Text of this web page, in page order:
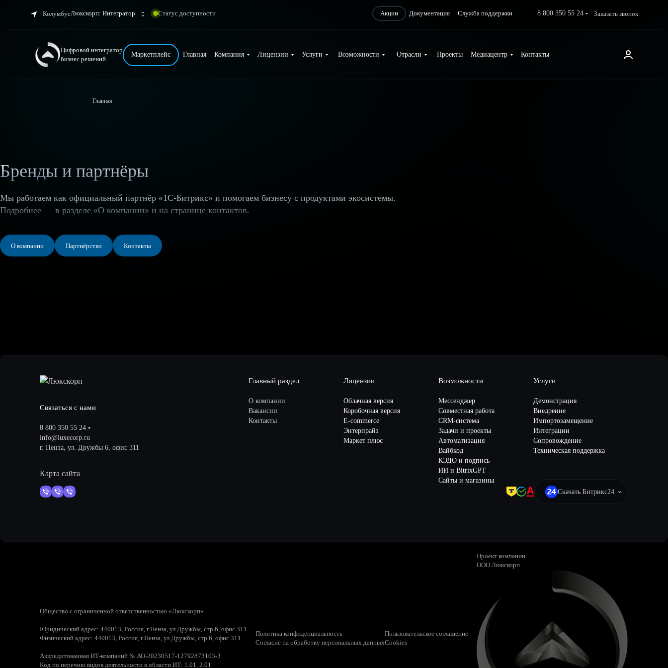
КолумбусЛюкскорп: Интегратор Статус доступности Акции Документация Служба поддержки 8 800 350 55 24 Заказать звонок
Цифровой интегратор
бизнес решений
Маркетплейс Главная Компания Лицензии Услуги Возможности Отрасли Проекты Медиацентр Контакты
Главная
Бренды и партнёры
Мы работаем как официальный партнёр «1С-Битрикс» и помогаем бизнесу с продуктами экосистемы.
Подробнее — в разделе «О компании» и на странице контактов.
О компании Партнёрство Контакты
Связаться с нами
8 800 350 55 24
info@luxecorp.ru
г. Пенза, ул. Дружбы 6, офис 311
Карта сайта
Главный раздел
О компании
Вакансии
Контакты
Лицензии
Облачная версия
Коробочная версия
E-commerce
Энтерпрайз
Маркет плюс
Возможности
Мессенджер
Совместная работа
CRM-система
Задачи и проекты
Автоматизация
Вайбкод
КЭДО и подпись
ИИ и BitrixGPT
Сайты и магазины
Услуги
Демонстрация
Внедрение
Импортозамещение
Интеграции
Сопровождение
Техническая поддержка
Скачать Битрикс24
Общество с ограниченной ответственностью «Люкскорп»
Юридический адрес: 440013, Россия, г.Пенза, ул.Дружбы, стр.6, офис 311
Физический адрес: 440013, Россия, г.Пенза, ул.Дружбы, стр.6, офис 311
Аккредитованная ИТ-компаний № АО-20230517-12792873103-3
Код по перечню видов деятельности в области ИТ: 1.01, 2.01
Политика конфиденциальность
Согласие на обработку персональных данных
Пользовательское соглашение
Cookies
Проект компании
ООО Люкскорп